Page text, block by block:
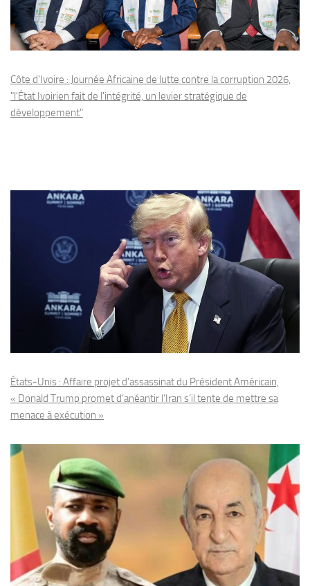
Côte d'Ivoire : Journée Africaine de lutte contre la corruption 2026,
"l'État Ivoirien fait de l'intégrité, un levier stratégique de
développement"
États-Unis : Affaire projet d’assassinat du Président Américain,
« Donald Trump promet d’anéantir l’Iran s’il tente de mettre sa
menace à exécution »